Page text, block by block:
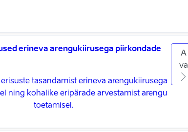
erineva arengukiirusega piirkondade
erisuste tasandamist erineva arengukiirusega
ning kohalike eripärade arvestamist arengu
toetamisel.
A
va